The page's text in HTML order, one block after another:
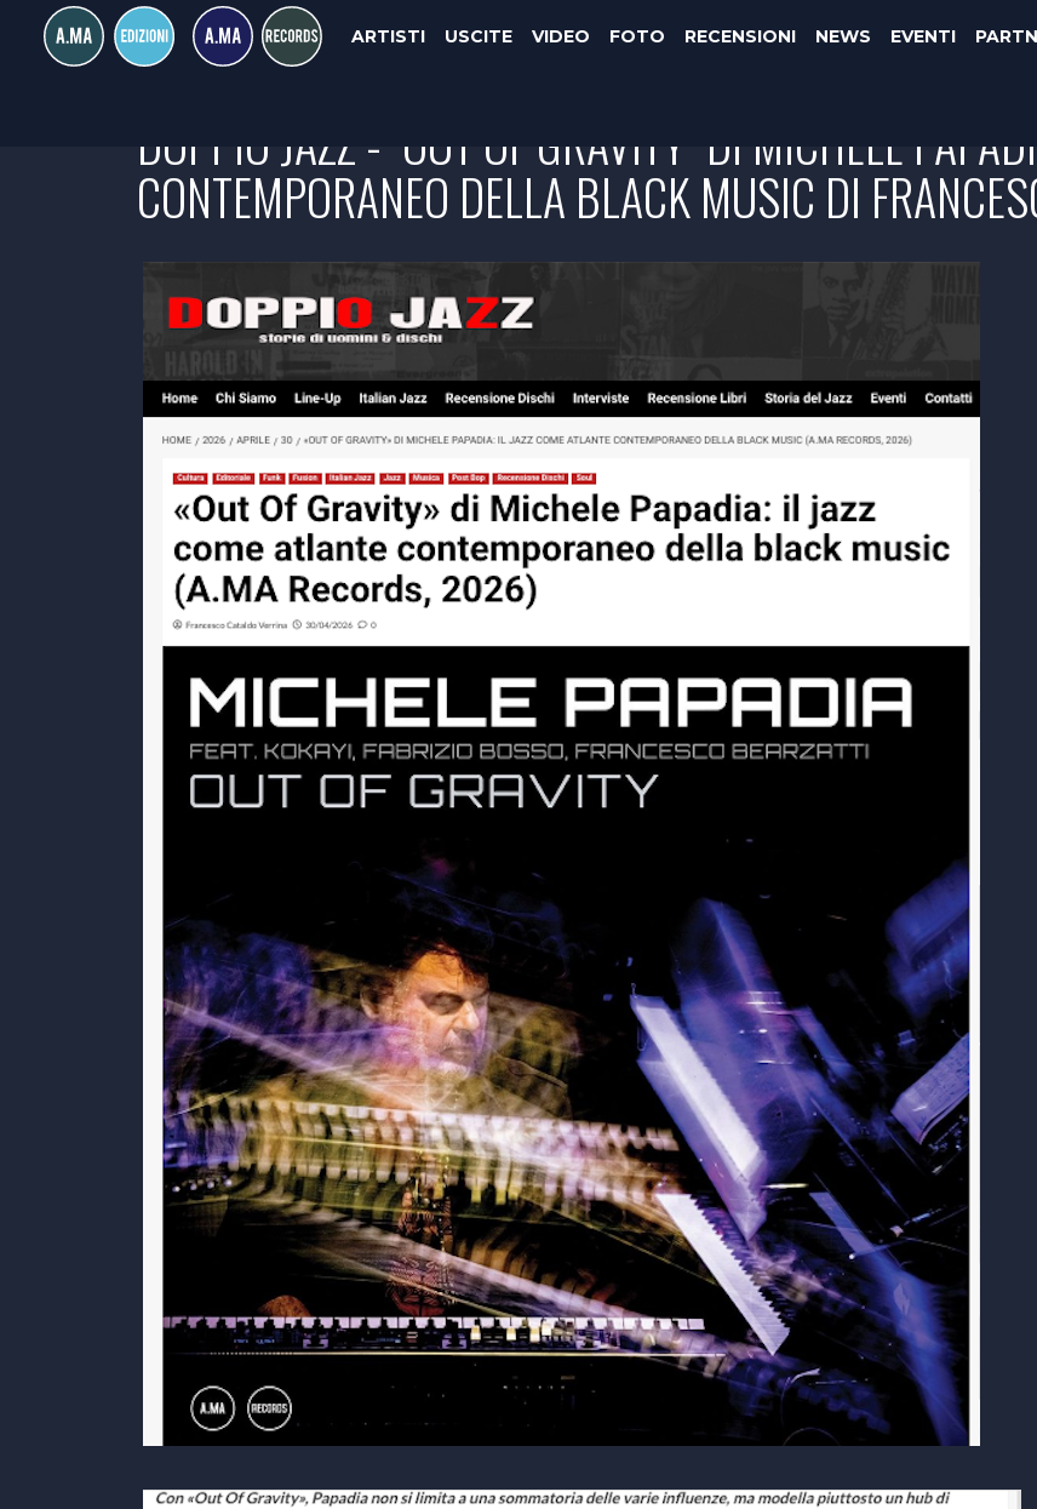
ARTISTI USCITE VIDEO FOTO RECENSIONI NEWS EVENTI
DOPPIO JAZZ - "OUT OF GRAVITY" DI MICHELE
CONTEMPORANEO DELLA BLACK MUSIC DI